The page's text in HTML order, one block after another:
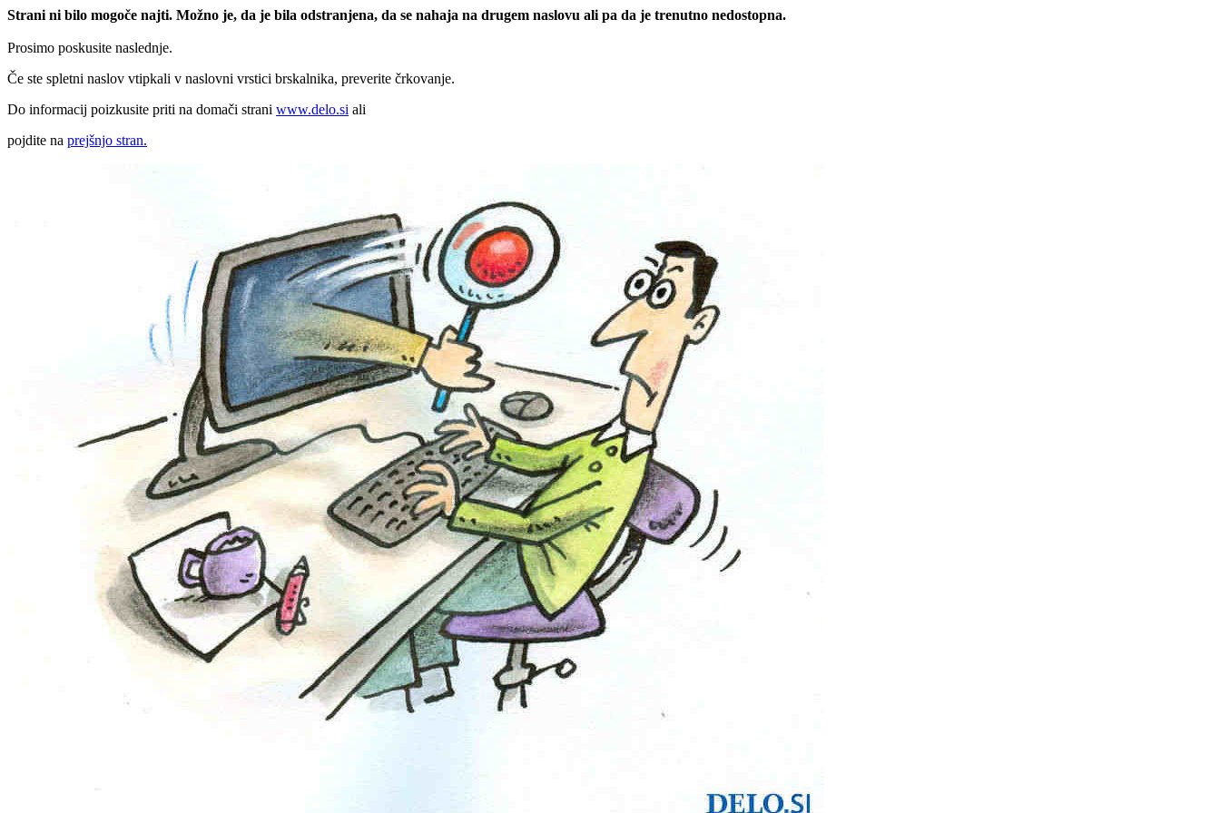
Strani ni bilo mogoče najti. Možno je, da je bila odstranjena, da se nahaja na drugem naslovu ali pa da je trenutno nedostopna.
Prosimo poskusite naslednje.
Če ste spletni naslov vtipkali v naslovni vrstici brskalnika, preverite črkovanje.
Do informacij poizkusite priti na domači strani www.delo.si ali
pojdite na prejšnjo stran.